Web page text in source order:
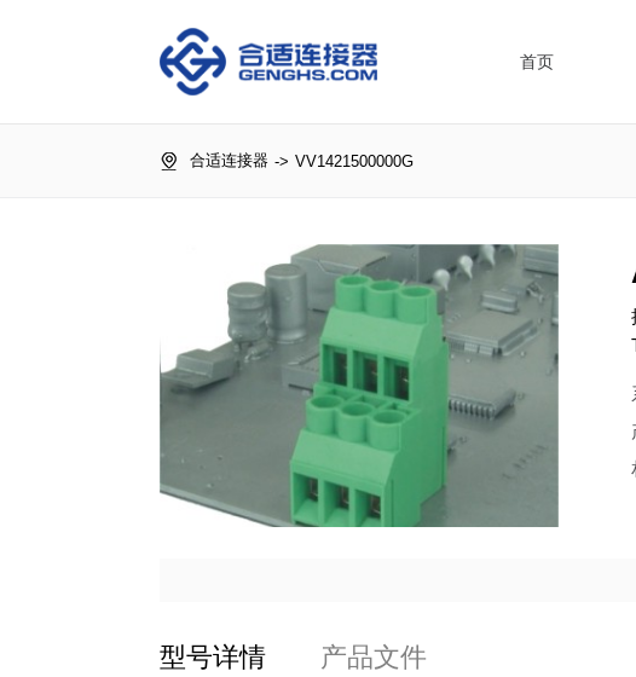
首页
合适连接器 -> VV1421500000G
型号详情 产品文件